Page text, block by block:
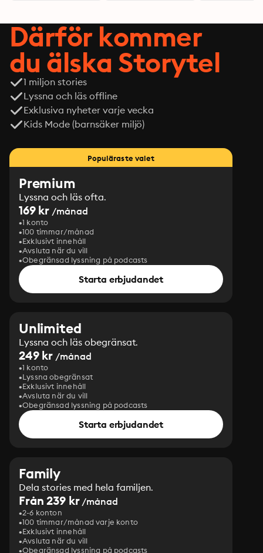
Därför kommer
du älska Storytel
1 miljon stories
Lyssna och läs offline
Exklusiva nyheter varje vecka
Kids Mode (barnsäker miljö)
Populäraste valet
Premium
Lyssna och läs ofta.
169 kr /månad
1 konto
100 timmar/månad
Exklusivt innehåll
Avsluta när du vill
Obegränsad lyssning på podcasts
Starta erbjudandet
Unlimited
Lyssna och läs obegränsat.
249 kr /månad
1 konto
Lyssna obegränsat
Exklusivt innehåll
Avsluta när du vill
Obegränsad lyssning på podcasts
Starta erbjudandet
Family
Dela stories med hela familjen.
Från 239 kr/månad
2-6 konton
100 timmar/månad varje konto
Exklusivt innehåll
Avsluta när du vill
Obegränsad lyssning på podcasts